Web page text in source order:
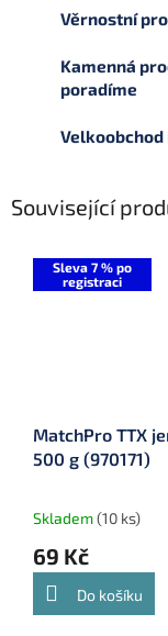
Věrnostní
Kamenná
poradíme
Související
Sleva 7 % po
registraci
MatchPro TTX
500 g (970171)
Skladem(10 ks)
69 Kč
Do košíku